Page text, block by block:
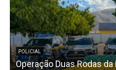
POLICIAL
Operação Duas Rodas